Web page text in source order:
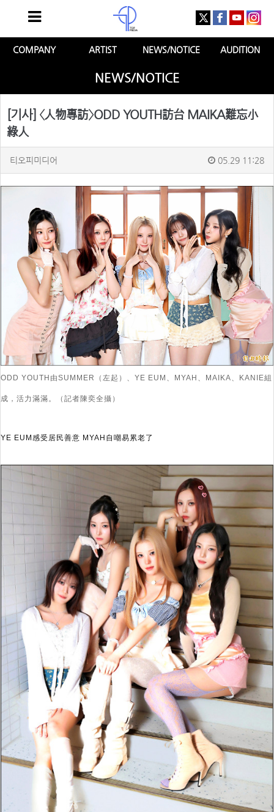
COMPANY ARTIST NEWS/NOTICE AUDITION
NEWS/NOTICE
[기사] 〈人物專訪〉ODD YOUTH訪台 MAIKA難忘小
綠人
티오피미디어 05.29 11:28
ODD YOUTH由SUMMER（左起）、YE EUM、MYAH、MAIKA、KANIE組
成，活力滿滿。（記者陳奕全攝）
YE EUM感受居民善意 MYAH自嘲易累老了